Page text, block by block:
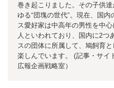
巻き起こりました。その子供達
ゆる“団塊の世代”。現在、国内
ス愛好家は中高年の男性を中
人といわれており、国内に2つ
スの団体に所属して、鳩飼育
楽しんでいます。 (記事・サイ
広報企画戦略室）